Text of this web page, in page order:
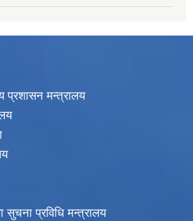
प्रशासन मन्त्रालय
प्रविधि मन्त्रालय